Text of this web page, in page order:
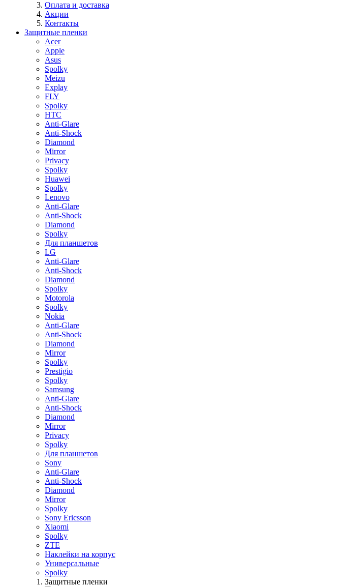
Оплата и доставка
Акции
Контакты
Защитные пленки
Acer
Apple
Asus
Spolky
Meizu
Explay
FLY
Spolky
HTC
Anti-Glare
Anti-Shock
Diamond
Mirror
Privacy
Spolky
Huawei
Spolky
Lenovo
Anti-Glare
Anti-Shock
Diamond
Spolky
Для планшетов
LG
Anti-Glare
Anti-Shock
Diamond
Spolky
Motorola
Spolky
Nokia
Anti-Glare
Anti-Shock
Diamond
Mirror
Spolky
Prestigio
Spolky
Samsung
Anti-Glare
Anti-Shock
Diamond
Mirror
Privacy
Spolky
Для планшетов
Sony
Anti-Glare
Anti-Shock
Diamond
Mirror
Spolky
Sony Ericsson
Xiaomi
Spolky
ZTE
Наклейки на корпус
Универсальные
Spolky
Защитные пленки